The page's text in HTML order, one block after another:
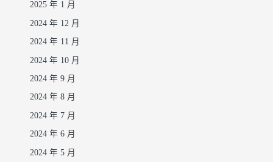
2025 年 1 月
2024 年 12 月
2024 年 11 月
2024 年 10 月
2024 年 9 月
2024 年 8 月
2024 年 7 月
2024 年 6 月
2024 年 5 月